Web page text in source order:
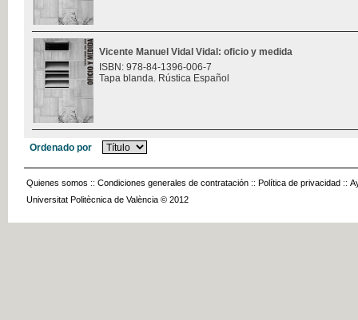
Vicente Manuel Vidal Vidal: oficio y medida
ISBN: 978-84-1396-006-7
Tapa blanda. Rústica Español
Ordenado por
Quienes somos :: Condiciones generales de contratación :: Política de privacidad ::
Universitat Politècnica de València © 2012